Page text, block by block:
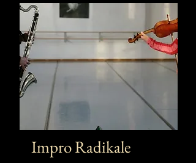
Impro Radikale